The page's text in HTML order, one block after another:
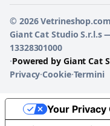
© 2026 Vetrineshop.com
Giant Cat Studio S.r.l.s
13328301000
·Powered by Giant Cat
Privacy·Cookie·Termini
Your Privacy